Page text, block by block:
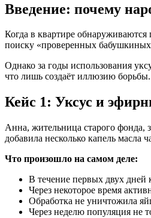
Введение: почему
Когда в квартире
поиску «проверенных бабушкиных
Однако за годы использования
что лишь создаёт иллюзию борьбы.
Кейс 1: Уксус и
Анна, жительница старого фонда,
добавила несколько капель масла
Что произошло на самом деле:
В течение первых двух дней
Через некоторое время
Обработка не уничтожила
Через неделю популяция не